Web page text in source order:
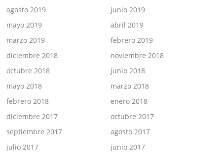
agosto 2019
junio 2019
mayo 2019
abril 2019
marzo 2019
febrero 2019
diciembre 2018
noviembre 2018
octubre 2018
junio 2018
mayo 2018
marzo 2018
febrero 2018
enero 2018
diciembre 2017
octubre 2017
septiembre 2017
agosto 2017
julio 2017
junio 2017